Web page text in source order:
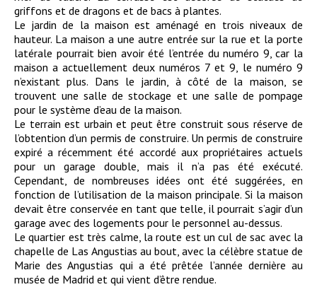
griffons et de dragons et de bacs à plantes.
Le jardin de la maison est aménagé en trois niveaux de
hauteur. La maison a une autre entrée sur la rue et la porte
latérale pourrait bien avoir été l’entrée du numéro 9, car la
maison a actuellement deux numéros 7 et 9, le numéro 9
n’existant plus. Dans le jardin, à côté de la maison, se
trouvent une salle de stockage et une salle de pompage
pour le système d’eau de la maison.
Le terrain est urbain et peut être construit sous réserve de
l’obtention d’un permis de construire. Un permis de construire
expiré a récemment été accordé aux propriétaires actuels
pour un garage double, mais il n’a pas été exécuté.
Cependant, de nombreuses idées ont été suggérées, en
fonction de l’utilisation de la maison principale. Si la maison
devait être conservée en tant que telle, il pourrait s’agir d’un
garage avec des logements pour le personnel au-dessus.
Le quartier est très calme, la route est un cul de sac avec la
chapelle de Las Angustias au bout, avec la célèbre statue de
Marie des Angustias qui a été prêtée l’année dernière au
musée de Madrid et qui vient d’être rendue.